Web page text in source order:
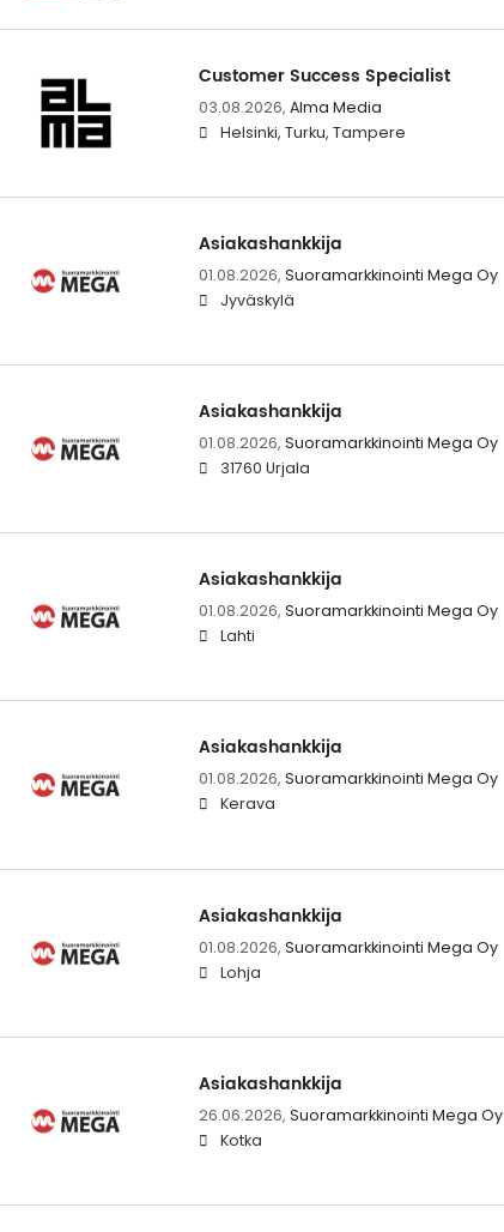
Customer Success Specialist
03.08.2026, Alma Media
Helsinki, Turku, Tampere
Asiakashankkija
01.08.2026, Suoramarkkinointi Mega Oy
Jyväskylä
Asiakashankkija
01.08.2026, Suoramarkkinointi Mega Oy
31760 Urjala
Asiakashankkija
01.08.2026, Suoramarkkinointi Mega Oy
Lahti
Asiakashankkija
01.08.2026, Suoramarkkinointi Mega Oy
Kerava
Asiakashankkija
01.08.2026, Suoramarkkinointi Mega Oy
Lohja
Asiakashankkija
26.06.2026, Suoramarkkinointi Mega Oy
Kotka